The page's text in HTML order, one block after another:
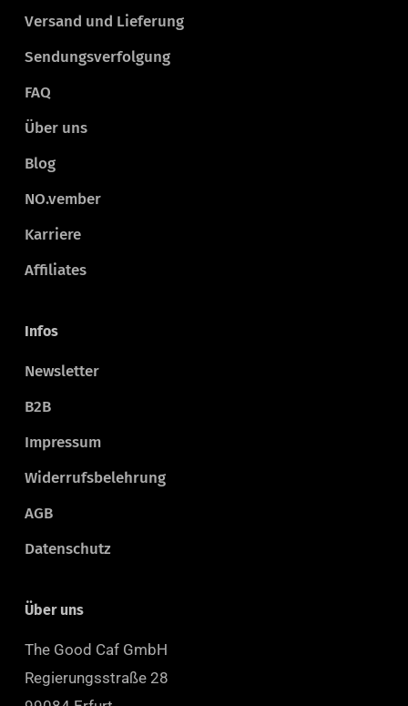
Versand und Lieferung
Sendungsverfolgung
FAQ
Über uns
Blog
NO.vember
Karriere
Affiliates
Infos
Newsletter
B2B
Impressum
Widerrufsbelehrung
AGB
Datenschutz
Über uns
The Good Caf GmbH
Regierungsstraße 28